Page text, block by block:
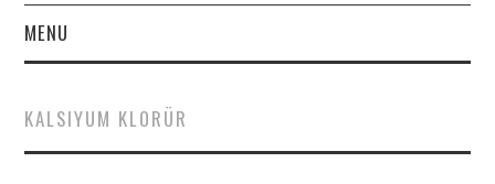
MENU
İLETIŞIM
KALSIYUM KLORÜR